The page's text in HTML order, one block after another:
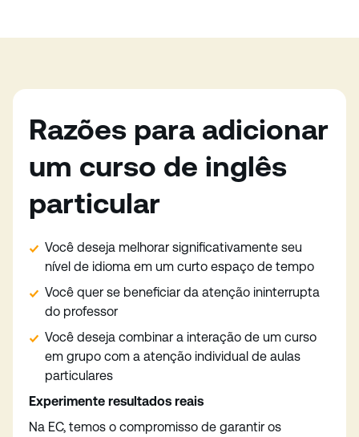
Razões para adicionar
um curso de inglês
particular
Você deseja melhorar significativamente seu
nível de idioma em um curto espaço de tempo
Você quer se beneficiar da atenção ininterrupta
do professor
Você deseja combinar a interação de um curso
em grupo com a atenção individual de aulas
particulares
Experimente resultados reais
Na EC, temos o compromisso de garantir os